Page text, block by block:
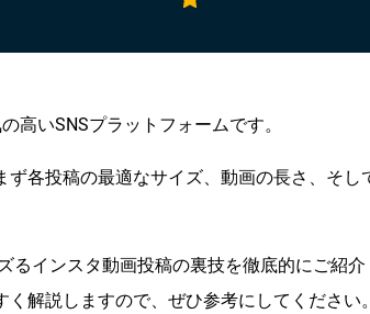
高いSNSプラットフォームです。
ず各投稿の最適なサイズ、動画の長さ、そし
るインスタ動画投稿の裏技を徹底的にご紹介
解説しますので、ぜひ参考にしてください